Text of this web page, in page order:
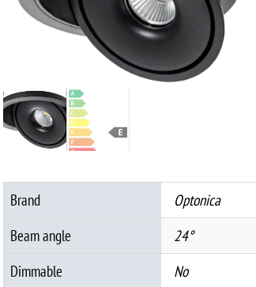
Brand
Optonica
Beam angle
24°
Dimmable
No